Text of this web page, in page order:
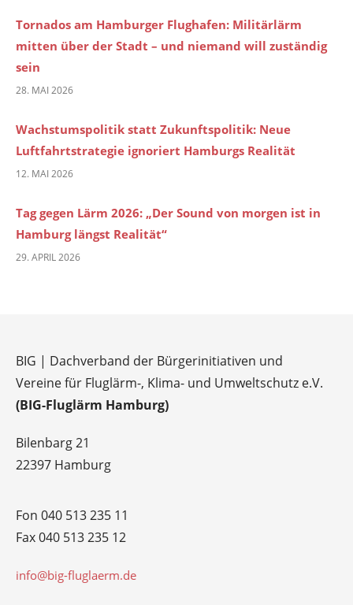
Tornados am Hamburger Flughafen: Militärlärm
mitten über der Stadt – und niemand will zuständig
sein
28. MAI 2026
Wachstumspolitik statt Zukunftspolitik: Neue
Luftfahrtstrategie ignoriert Hamburgs Realität
12. MAI 2026
Tag gegen Lärm 2026: „Der Sound von morgen ist in
Hamburg längst Realität“
29. APRIL 2026
BIG | Dachverband der Bürgerinitiativen und
Vereine für Fluglärm-, Klima- und Umweltschutz e.V.
(BIG-Fluglärm Hamburg)
Bilenbarg 21
22397 Hamburg
Fon 040 513 235 11
Fax 040 513 235 12
info@big-fluglaerm.de